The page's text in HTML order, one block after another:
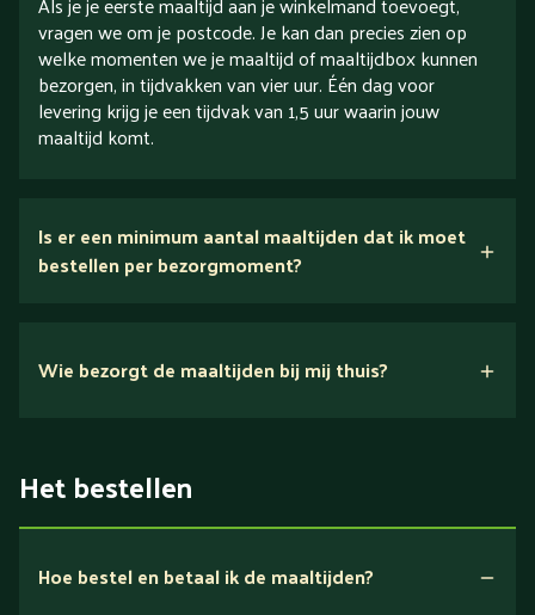
vragen we om je postcode. Je kan dan precies zien op
welke momenten we je maaltijd of maaltijdbox kunnen
bezorgen, in tijdvakken van vier uur. Één dag voor
levering krijg je een tijdvak van 1,5 uur waarin jouw
maaltijd komt.
Is er een minimum aantal maaltijden dat ik moet
bestellen per bezorgmoment?
Wie bezorgt de maaltijden bij mij thuis?
Het bestellen
Hoe bestel en betaal ik de maaltijden?